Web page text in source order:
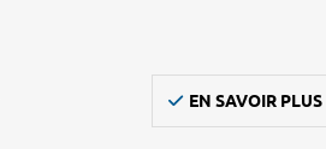
EN SAVOIR PLUS